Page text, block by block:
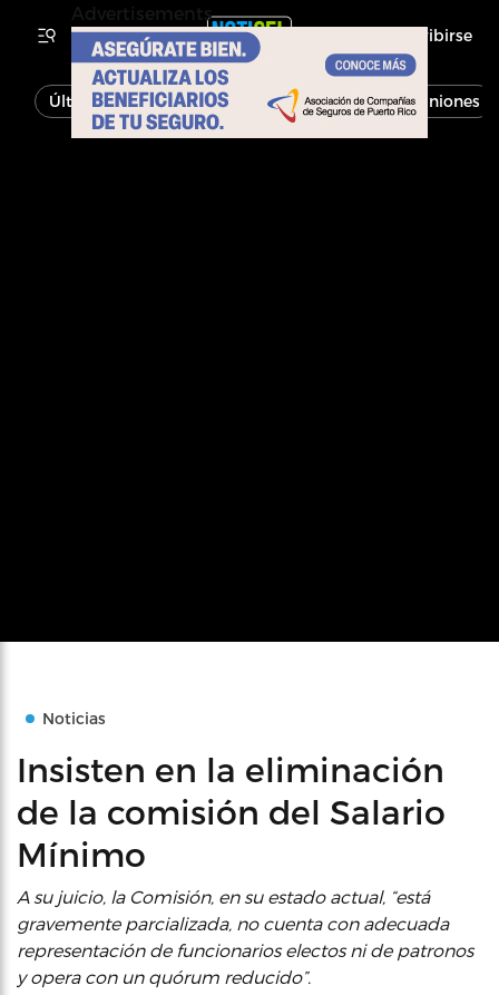
Inscribirse
Última Hora Noticias Economía Opiniones
Noticias
Insisten en la eliminación
de la comisión del Salario
Mínimo
A su juicio, la Comisión, en su estado actual, “está
gravemente parcializada, no cuenta con adecuada
representación de funcionarios electos ni de patronos
y opera con un quórum reducido”.
Advertisements